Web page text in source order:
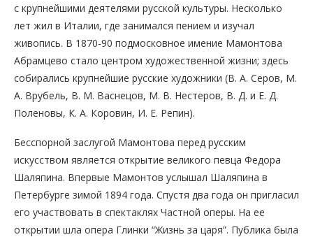
с крупнейшими деятелями русской культуры. Несколько
лет жил в Италии, где занимался пением и изучал
живопись. В 1870-90 подмосковное имение Мамонтова
Абрамцево стало центром художественной жизни; здесь
собирались крупнейшие русские художники (В. А. Серов, М.
А. Врубель, В. М. Васнецов, М. В. Нестеров, В. Д. и Е. Д.
Поленовы, К. А. Коровин, И. Е. Репин).
Бесспорной заслугой Мамонтова перед русским
искусством является открытие великого певца Федора
Шаляпина. Впервые Мамонтов услышал Шаляпина в
Петербурге зимой 1894 года. Спустя два года он пригласил
его участвовать в спектаклях Частной оперы. На ее
открытии шла опера Глинки “Жизнь за царя”. Публика была